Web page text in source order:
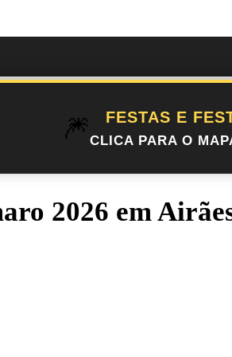
🎆 FESTAS E
CLICA PARA O
2026 em